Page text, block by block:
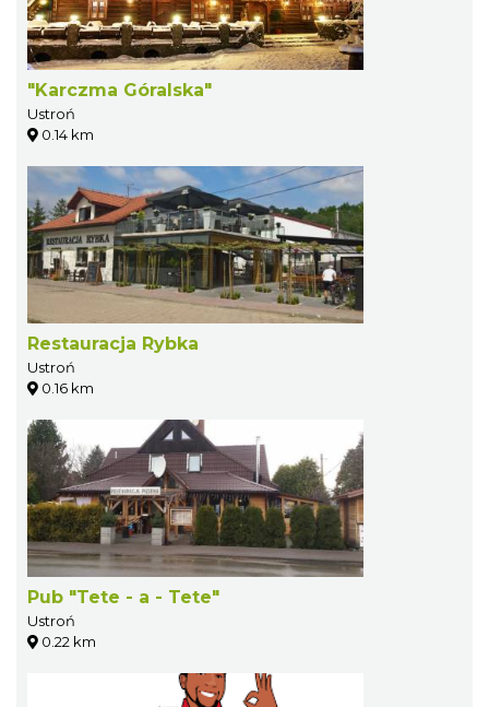
"Karczma Góralska"
Ustroń
0.14 km
Restauracja Rybka
Ustroń
0.16 km
Pub "Tete - a - Tete"
Ustroń
0.22 km